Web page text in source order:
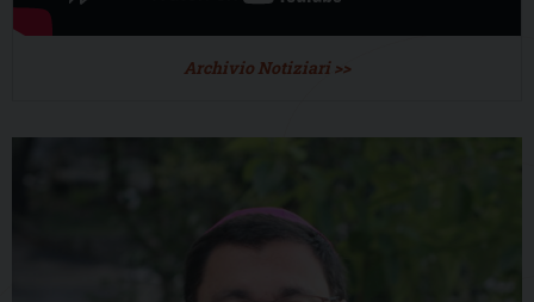
Archivio Notiziari >>